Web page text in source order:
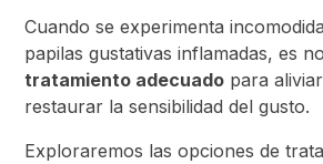
Cuando se experimenta
papilas gustativas inflamadas, es
tratamiento adecuado para
restaurar la sensibilidad del gusto.
Exploraremos las opciones de